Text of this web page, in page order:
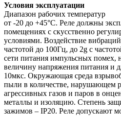
Условия эксплуатации
Диапазон рабочих температур
от -20 до +45°С. Реле должны
помещениях с скусственно
условиями. Воздействие
частотой до 100Гц, до 2g с
сети питания импульсных
величину напряжения питания и
10мкс. Окружающая среда
пыли в количестве, нарушающем
агрессивных газов и паров в
металлы и изоляцию. Степень
зажимов – IP20. Реле допускают